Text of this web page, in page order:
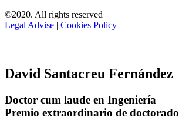
©2020. All rights reserved
Legal Advise | Cookies Policy
David Santacreu Fernández
Doctor cum laude en Ingeniería
Premio extraordinario de doctorado